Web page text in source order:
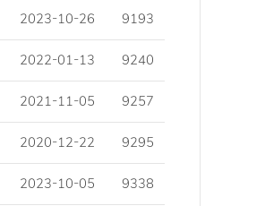
2023-10-26 9193
2022-01-13 9240
2021-11-05 9257
2020-12-22 9295
2023-10-05 9338